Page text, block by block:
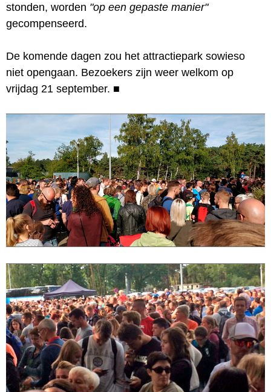
stonden, worden "op een gepaste manier"
gecompenseerd.
De komende dagen zou het attractiepark sowieso
niet opengaan. Bezoekers zijn weer welkom op
vrijdag 21 september. ■